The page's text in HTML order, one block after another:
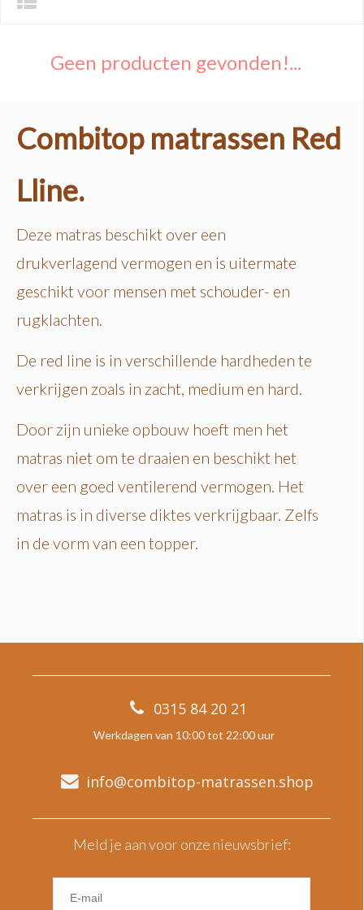
Geen producten gevonden!...
Combitop matrassen Red
Lline.
Deze matras beschikt over een
drukverlagend vermogen en is uitermate
geschikt voor mensen met schouder- en
rugklachten.
De red line is in verschillende hardheden te
verkrijgen zoals in zacht, medium en hard.
Door zijn unieke opbouw hoeft men het
matras niet om te draaien en beschikt het
over een goed ventilerend vermogen. Het
matras is in diverse diktes verkrijgbaar. Zelfs
in de vorm van een topper.
0315 84 20 21
Werkdagen van 10:00 tot 22:00 uur
info@combitop-matrassen.shop
Meld je aan voor onze nieuwsbrief: